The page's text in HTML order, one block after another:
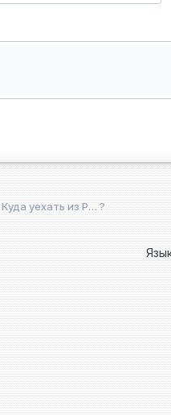
Куда уехать из Р… ?